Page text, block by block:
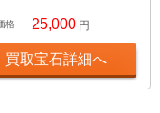
格 25,000 円
買取宝石詳細へ